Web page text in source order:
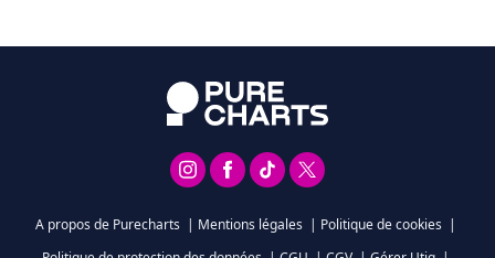
A propos de Purecharts | Mentions légales | Politique de cookies |